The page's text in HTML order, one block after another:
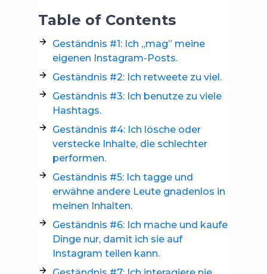
Table of Contents
Geständnis #1: Ich „mag” meine
eigenen Instagram-Posts.
Geständnis #2: Ich retweete zu viel.
Geständnis #3: Ich benutze zu viele
Hashtags.
Geständnis #4: Ich lösche oder
verstecke Inhalte, die schlechter
performen.
Geständnis #5: Ich tagge und
erwähne andere Leute gnadenlos in
meinen Inhalten.
Geständnis #6: Ich mache und kaufe
Dinge nur, damit ich sie auf
Instagram teilen kann.